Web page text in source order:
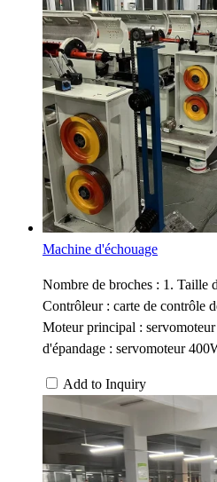
Machine d'échouage
Nombre de broches : 1. Taille
Contrôleur : carte de contrôle
Moteur principal :
d'épandage : servomoteur
Add to Inquiry